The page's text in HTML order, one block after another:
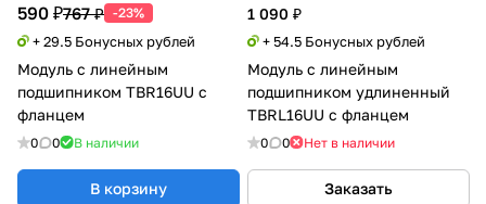
590 ₽767 ₽ -23%
+ 29.5 Бонусных рублей
Модуль с линейным
подшипником TBR16UU с
фланцем
0 0 В наличии
В корзину
1 090 ₽
+ 54.5 Бонусных рублей
Модуль с линейным
подшипником удлиненный
TBRL16UU с фланцем
0 0 Нет в наличии
Заказать